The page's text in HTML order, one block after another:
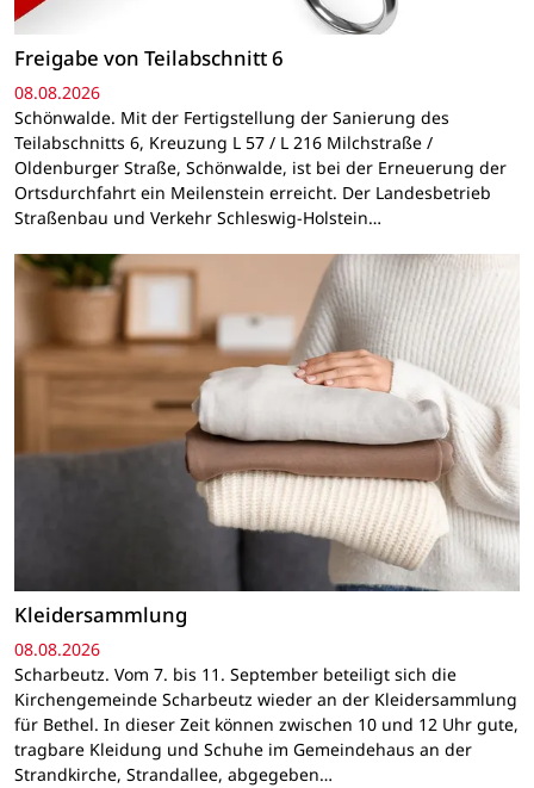
Freigabe von Teilabschnitt 6
08.08.2026
Schönwalde. Mit der Fertigstellung der Sanierung des
Teilabschnitts 6, Kreuzung L 57 / L 216 Milchstraße /
Oldenburger Straße, Schönwalde, ist bei der Erneuerung der
Ortsdurchfahrt ein Meilenstein erreicht. Der Landesbetrieb
Straßenbau und Verkehr Schleswig-Holstein…
Kleidersammlung
08.08.2026
Scharbeutz. Vom 7. bis 11. September beteiligt sich die
Kirchengemeinde Scharbeutz wieder an der Kleidersammlung
für Bethel. In dieser Zeit können zwischen 10 und 12 Uhr gute,
tragbare Kleidung und Schuhe im Gemeindehaus an der
Strandkirche, Strandallee, abgegeben…